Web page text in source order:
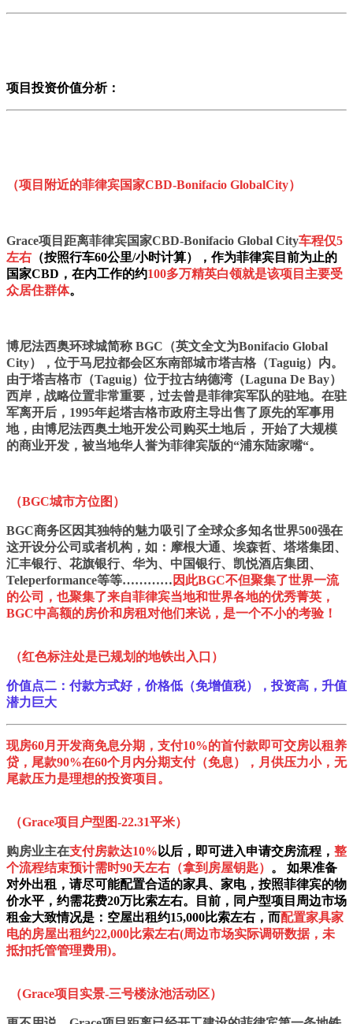
项目投资价值分析：
（项目附近的菲律宾国家CBD-Bonifacio GlobalCity）
Grace项目距离菲律宾国家CBD-Bonifacio Global City车程仅5
左右 （按照行车60公里/小时计算），作为菲律宾目前为止的
国家CBD，在内工作的约100多万精英白领就是该项目主要受
众居住群体。
博尼法西奥环球城简称 BGC（英文全文为Bonifacio Global
City），位于马尼拉都会区东南部城市塔吉格（Taguig）内。
由于塔吉格市（Taguig）位于拉古纳德湾（Laguna De Bay）
西岸，战略位置非常重要，过去曾是菲律宾军队的驻地。在驻
军离开后，1995年起塔吉格市政府主导出售了原先的军事用
地，由博尼法西奥土地开发公司购买土地后， 开始了大规模
的商业开发，被当地华人誉为菲律宾版的“浦东陆家嘴“。
（BGC城市方位图）
BGC商务区因其独特的魅力吸引了全球众多知名世界500强在
这开设分公司或者机构，如：摩根大通、埃森哲、塔塔集团、
汇丰银行、花旗银行、华为、中国银行、凯悦酒店集团、
Teleperformance等等………… 因此BGC不但聚集了世界一流
的公司，也聚集了来自菲律宾当地和世界各地的优秀菁英，
BGC中高额的房价和房租对他们来说，是一个不小的考验 ！
（红色标注处是已规划的地铁出入口）
价值点二：付款方式好，价格低（免增值税），投资高，升值
潜力巨大
现房60月开发商免息分期，支付10%的首付款即可交房以租养
贷，尾款90%在60个月内分期支付（免息）
，月供压力小，无
尾款压力是理想的投资项目。
（Grace项目户型图-22.31平米）
购房业主在支付房款达10% 以后，即可进入申请交房流程， 整
个流程结束预计需时90天左右（拿到房屋钥匙） 。 如果准备
对外出租，请尽可能配置合适的家具、家电，按照菲律宾的物
价水平，约需花费20万比索左右。目前，同户型项目周边市场
租金大致情况是：空屋出租约15,000比索左右，而配置家具家
电的房屋出租约22,000比索左右(周边市场实际调研数据，未
抵扣托管管理费用)。
（Grace项目实景-三号楼泳池活动区）